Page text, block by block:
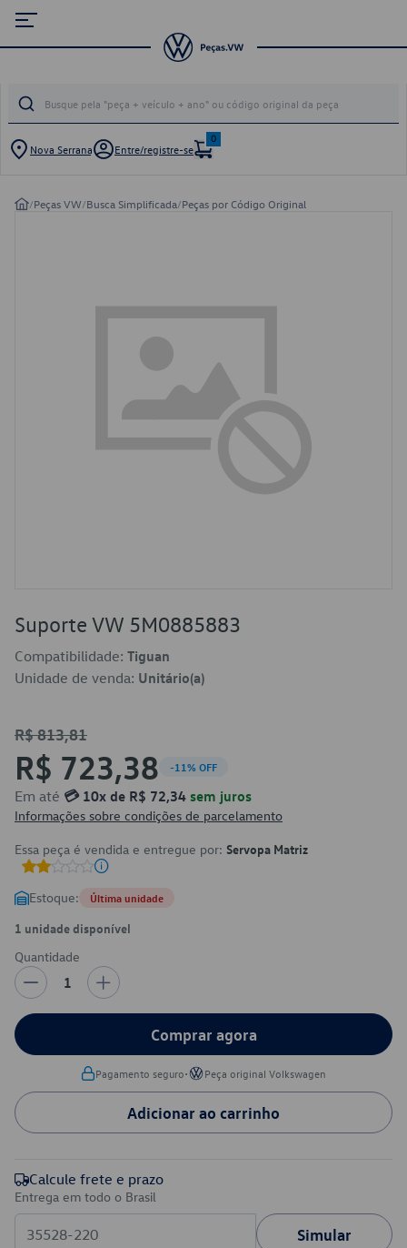
Nova Serrana Entre/registre-se
0
/Peças VW/Busca Simplificada/Peças por Código Original
Suporte VW 5M0885883
Compatibilidade: Tiguan
Unidade de venda: Unitário(a)
R$ 813,81
R$ 723,38 -11% OFF
Em até 💳 10x de R$ 72,34 sem juros
Informações sobre condições de parcelamento
Essa peça é vendida e entregue por: Servopa Matriz
Estoque: Última unidade
1 unidade disponível
Quantidade
1
Comprar agora
Pagamento seguro• Peça original Volkswagen
Adicionar ao carrinho
Calcule frete e prazo
Entrega em todo o Brasil
Simular